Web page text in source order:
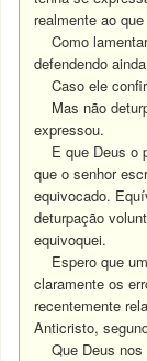
realmente ao
Como
defendendo
Caso ele
Mas não
expressou.
E que Deus o
que o senhor
equivocado.
deturpação
equivoquei.
Espero que
claramente os
recentemente
Anticristo,
Que Deus nos